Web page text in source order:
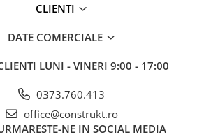
CLIENTI
DATE COMERCIALE
LUNI - VINERI 9:00 - 17:00
0373.760.413
office@construkt.ro
NE IN SOCIAL MEDIA